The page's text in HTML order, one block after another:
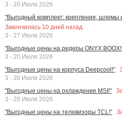
3 - 20 Июля 2026
"Выгодный комплект: крепления, шлемы
Закончилась 10 дней назад
3 - 27 Июля 2026
"Выгодные цены на ридеры ONYX
3 - 20 Июля 2026
"Выгодные цены на корпуса Deepcool!"
3 - 20 Июля 2026
"Выгодные цены на охлаждение MSI!"
3 - 20 Июля 2026
"Выгодные цены на телевизоры TCL!"